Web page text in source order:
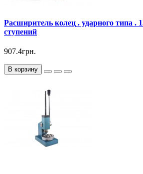
Расширитель колец . ударного типа .
ступений
907.4грн.
В корзину